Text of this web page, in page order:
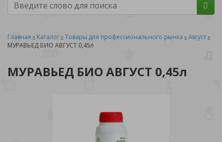
Главная Каталог Товары для профессионального рынка
Август
МУРАВЬЕД БИО АВГУСТ 0,45л
МУРАВЬЕД БИО АВГУСТ 0,45л